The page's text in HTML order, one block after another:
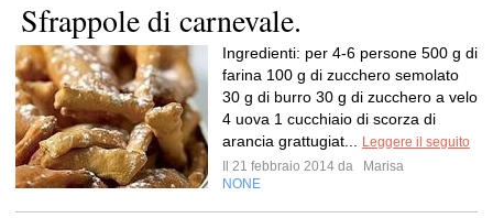
Sfrappole di carnevale.
Ingredienti: per 4-6 persone 500 g di
farina 100 g di zucchero semolato
30 g di burro 30 g di zucchero a velo
4 uova 1 cucchiaio di scorza di
arancia grattugiat...
Leggere il seguito
Il 21 febbraio 2014 da
Marisa
NONE